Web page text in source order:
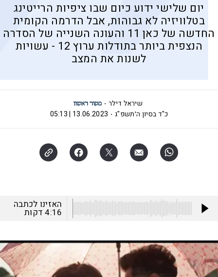
יום שלישי ידוע כיום שבו ציפיות הרייטינג
בטלוויזיה לא גבוהות, אבל הדרמה הקומית
החדשה של כאן 11 והעונה השנייה של הסדרה
הנצפית ביותר בתודלות ערוץ 12 - עשויות
לשנות את המצב
שיראל דילר
כ"ד בסיון ה׳תשפ"ג
13.06.2023 | 05:13
האזינו לכתבה
4:16דקות